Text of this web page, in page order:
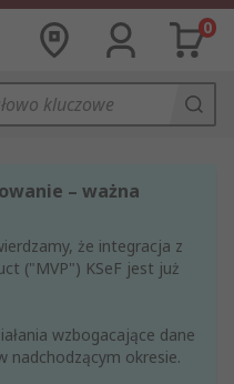
0
– ważna
że integracja z
("MVP") KSeF jest już
wzbogacające dane
nadchodzącym okresie.